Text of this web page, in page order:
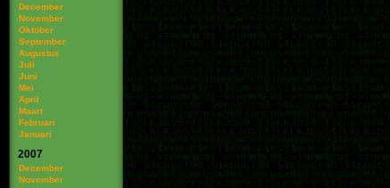
December
November
Oktober
September
Augustus
Juli
Juni
Mei
April
Maart
Februari
Januari
2007
December
November